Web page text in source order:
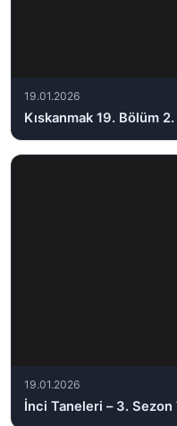
19.01.2026
Kıskanmak 19. Bölüm 2.
19.01.2026
İnci Taneleri – 3. Sezon